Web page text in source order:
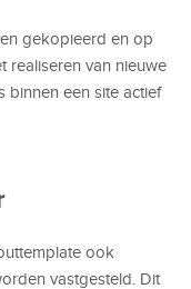
gekopieerd en op
realiseren van nieuwe
binnen een site actief
ook
vastgesteld. Dit